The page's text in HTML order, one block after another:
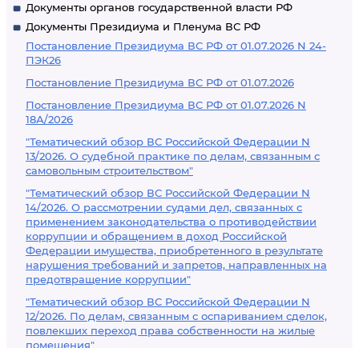
Документы органов государственной власти РФ
Документы Президиума и Пленума ВС РФ
Постановление Президиума ВС РФ от 01.07.2026 N 24-
ПЭК26
Постановление Президиума ВС РФ от 01.07.2026
Постановление Президиума ВС РФ от 01.07.2026 N
18А/2026
"Тематический обзор ВС Российской Федерации N
13/2026. О судебной практике по делам, связанным с
самовольным строительством"
"Тематический обзор ВС Российской Федерации N
14/2026. О рассмотрении судами дел, связанных с
применением законодательства о противодействии
коррупции и обращением в доход Российской
Федерации имущества, приобретенного в результате
нарушения требований и запретов, направленных на
предотвращение коррупции"
"Тематический обзор ВС Российской Федерации N
12/2026. По делам, связанным с оспариванием сделок,
повлекших переход права собственности на жилые
помещения"